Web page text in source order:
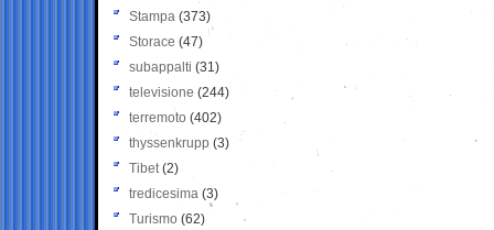
Stampa (373)
Storace (47)
subappalti (31)
televisione(244)
terremoto (402)
thyssenkrupp (3)
Tibet(2)
tredicesima (3)
Turismo (62)